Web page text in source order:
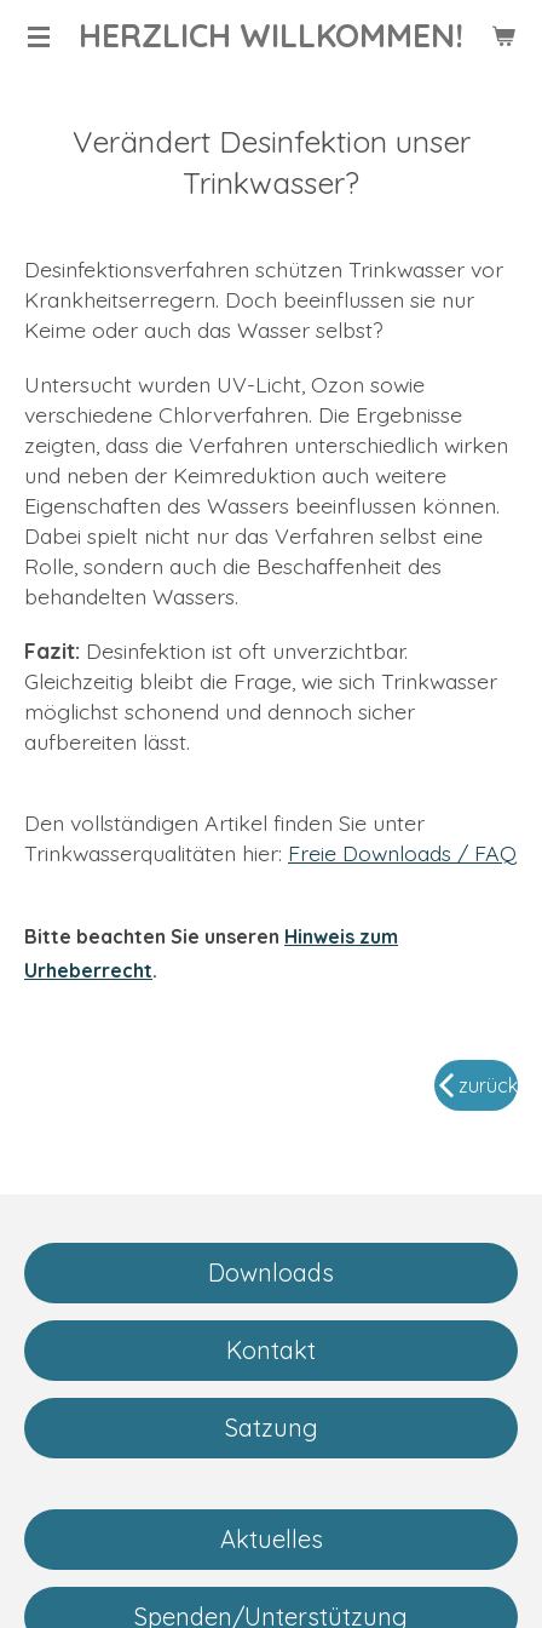
Zum
HERZLICH WILLKOMMEN!
Verändert Desinfektion unser
Trinkwasser?
Desinfektionsverfahren schützen Trinkwasser vor
Krankheitserregern. Doch beeinflussen sie nur
Keime oder auch das Wasser selbst?
Untersucht wurden UV-Licht, Ozon sowie
verschiedene Chlorverfahren. Die Ergebnisse
zeigten, dass die Verfahren unterschiedlich wirken
und neben der Keimreduktion auch weitere
Eigenschaften des Wassers beeinflussen können.
Dabei spielt nicht nur das Verfahren selbst eine
Rolle, sondern auch die Beschaffenheit des
behandelten Wassers.
Fazit: Desinfektion ist oft unverzichtbar.
Gleichzeitig bleibt die Frage, wie sich Trinkwasser
möglichst schonend und dennoch sicher
aufbereiten lässt.
Den vollständigen Artikel finden Sie unter
Trinkwasserqualitäten hier: Freie Downloads / FAQ
Bitte beachten Sie unseren Hinweis zum
Urheberrecht.
zurück
Downloads
Kontakt
Satzung
Aktuelles
Spenden/Unterstützung